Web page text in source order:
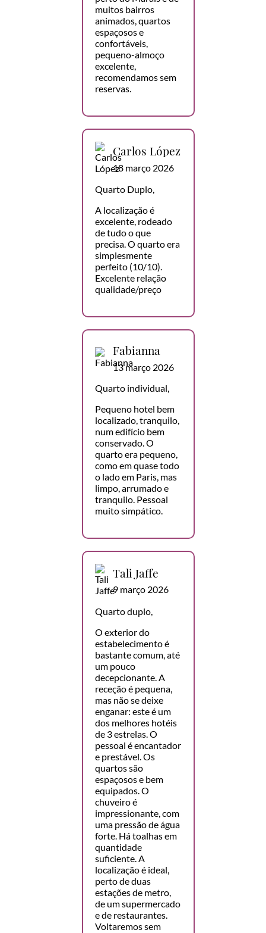
muitos bairros
animados, quartos
espaçosos e
confortáveis,
pequeno-almoço
excelente,
recomendamos sem
reservas.
Carlos López
18 março 2026
Quarto Duplo,
A localização é
excelente, rodeado
de tudo o que
precisa. O quarto era
simplesmente
perfeito (10/10).
Excelente relação
qualidade/preço
Fabianna
13 março 2026
Quarto individual,
Pequeno hotel bem
localizado, tranquilo,
num edifício bem
conservado. O
quarto era pequeno,
como em quase todo
o lado em Paris, mas
limpo, arrumado e
tranquilo. Pessoal
muito simpático.
Tali Jaffe
9 março 2026
Quarto duplo,
O exterior do
estabelecimento é
bastante comum, até
um pouco
decepcionante. A
receção é pequena,
mas não se deixe
enganar: este é um
dos melhores hotéis
de 3 estrelas. O
pessoal é encantador
e prestável. Os
quartos são
espaçosos e bem
equipados. O
chuveiro é
impressionante, com
uma pressão de água
forte. Há toalhas em
quantidade
suficiente. A
localização é ideal,
perto de duas
estações de metro,
de um supermercado
e de restaurantes.
Voltaremos sem